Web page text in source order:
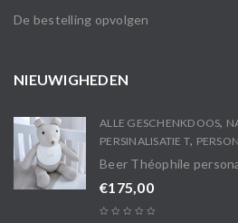
De bestelling opvolgen
NIEUWIGHEDEN
ALLE GESCHENKDOOS,
PERSINALISATIE T,
Beer Théophile
€175,00